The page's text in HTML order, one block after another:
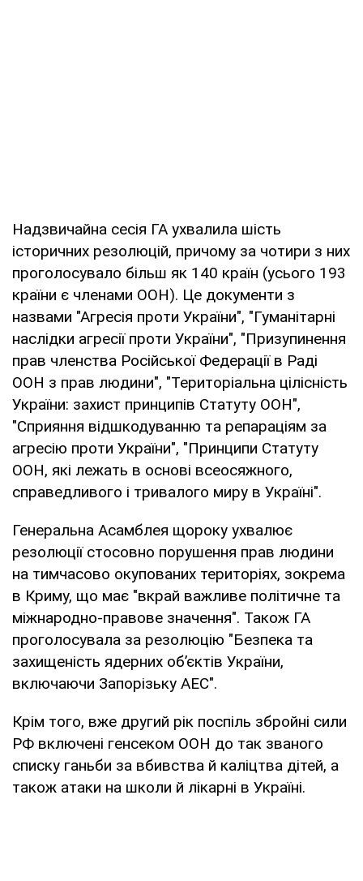
Надзвичайна сесія ГА ухвалила шість
історичних резолюцій, причому за чотири з них
проголосувало більш як 140 країн (усього 193
країни є членами ООН). Це документи з
назвами "Агресія проти України", "Гуманітарні
наслідки агресії проти України", "Призупинення
прав членства Російської Федерації в Раді
ООН з прав людини", "Територіальна цілісність
України: захист принципів Статуту ООН",
"Сприяння відшкодуванню та репараціям за
агресію проти України", "Принципи Статуту
ООН, які лежать в основі всеосяжного,
справедливого і тривалого миру в Україні".
Генеральна Асамблея щороку ухвалює
резолюції стосовно порушення прав людини
на тимчасово окупованих територіях, зокрема
в Криму, що має "вкрай важливе політичне та
міжнародно-правове значення". Також ГА
проголосувала за резолюцію "Безпека та
захищеність ядерних об’єктів України,
включаючи Запорізьку АЕС".
Крім того, вже другий рік поспіль збройні сили
РФ включені генсеком ООН до так званого
списку ганьби за вбивства й каліцтва дітей, а
також атаки на школи й лікарні в Україні.